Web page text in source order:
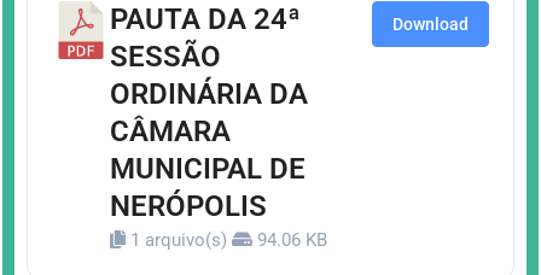
PAUTA DA 24ª
SESSÃO
ORDINÁRIA DA
CÂMARA
MUNICIPAL DE
NERÓPOLIS
1 arquivo(s) 94.06 KB
Download